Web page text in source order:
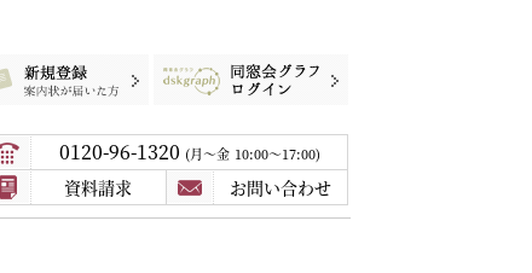
案内状が届いた方 同窓会グラフログイン
0120-96-1320 月〜金 10:00～17:00
資料請求 お問い合わせ